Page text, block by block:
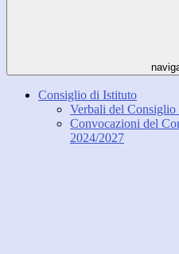
Consiglio di Istituto
Verbali del
Convocazioni del
2024/2027